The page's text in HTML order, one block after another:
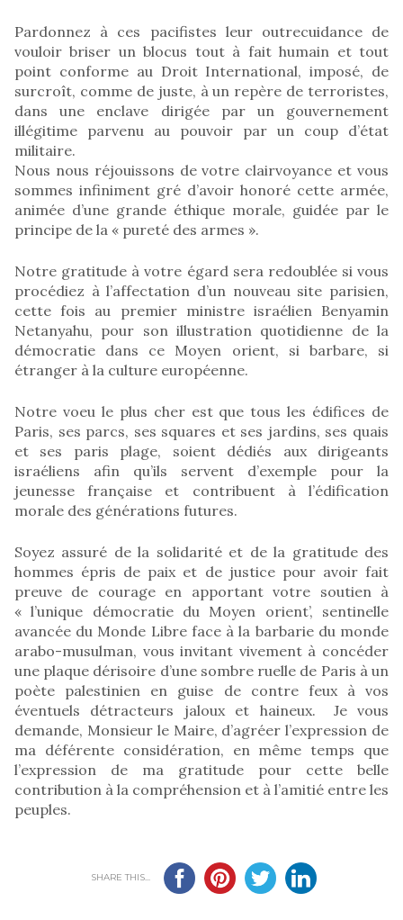
Pardonnez à ces pacifistes leur outrecuidance de
vouloir briser un blocus tout à fait humain et tout
point conforme au Droit International, imposé, de
surcroît, comme de juste, à un repère de terroristes,
dans une enclave dirigée par un gouvernement
illégitime parvenu au pouvoir par un coup d’état
militaire.
Nous nous réjouissons de votre clairvoyance et vous
sommes infiniment gré d’avoir honoré cette armée,
animée d’une grande éthique morale, guidée par le
principe de la « pureté des armes ».
Notre gratitude à votre égard sera redoublée si vous
procédiez à l’affectation d’un nouveau site parisien,
cette fois au premier ministre israélien Benyamin
Netanyahu, pour son illustration quotidienne de la
démocratie dans ce Moyen orient, si barbare, si
étranger à la culture européenne.
Notre voeu le plus cher est que tous les édifices de
Paris, ses parcs, ses squares et ses jardins, ses quais
et ses paris plage, soient dédiés aux dirigeants
israéliens afin qu’ils servent d’exemple pour la
jeunesse française et contribuent à l’édification
morale des générations futures.
Soyez assuré de la solidarité et de la gratitude des
hommes épris de paix et de justice pour avoir fait
preuve de courage en apportant votre soutien à
« l’unique démocratie du Moyen orient’, sentinelle
avancée du Monde Libre face à la barbarie du monde
arabo-musulman, vous invitant vivement à concéder
une plaque dérisoire d’une sombre ruelle de Paris à un
poète palestinien en guise de contre feux à vos
éventuels détracteurs jaloux et haineux. Je vous
demande, Monsieur le Maire, d’agréer l’expression de
ma déférente considération, en même temps que
l’expression de ma gratitude pour cette belle
contribution à la compréhension et à l’amitié entre les
peuples.
SHARE THIS...